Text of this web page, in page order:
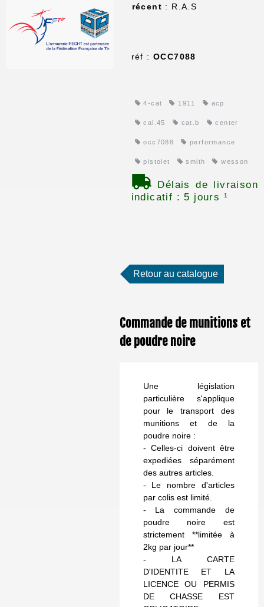
récent : R.A.S
réf :OCC7088
4-cat 1911 acp
cal.45 cat.b center
occ7088 performance
pistolet smith wesson
Délais de livraison
indicatif : 5 jours ¹
Retour au catalogue
Commande de munitions et
de poudre noire
Une législation
particulière s'applique
pour le transport des
munitions et de la
poudre noire :
- Celles-ci doivent être
expediées séparément
des autres articles.
- Le nombre d'articles
par colis est limité.
- La commande de
poudre noire est
strictement **limitée à
2kg par jour**
- LA CARTE
D'IDENTITE ET LA
LICENCE OU PERMIS
DE CHASSE EST